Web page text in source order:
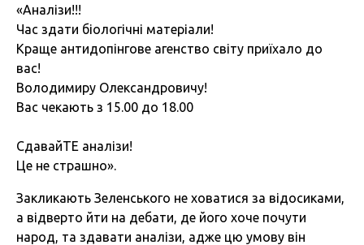
«Аналізи!!!
Час здати біологічні матеріали!
Краще антидопінгове агенство світу приїхало до
вас!
Володимиру Олександровичу!
Вас чекають з 15.00 до 18.00
СдавайТЕ аналізи!
Це не страшно».
Закликають Зеленського не ховатися за відосиками,
а відверто йти на дебати, де його хоче почути
народ, та здавати аналізи, адже цю умову він